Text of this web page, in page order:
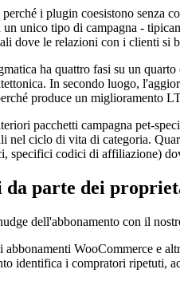
i plugin coesistono senza
unico tipo di campagna -
dove le relazioni con i clienti si
ha quattro fasi su un
In secondo luogo,
produce un miglioramento
pacchetti campagna pet-
nel ciclo di vita di categoria.
specifici codici di affiliazione)
da parte dei
dell'abbonamento con il
abbonamenti WooCommerce e
identifica i compratori ripetuti,